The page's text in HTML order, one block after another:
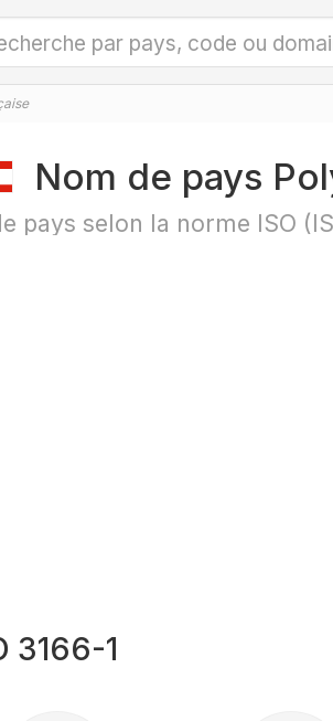
Nom de pays
pays selon la norme ISO
3166-1